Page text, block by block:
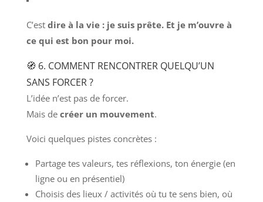
C’est dire à la vie : je suis prête. Et je m’ouvre à
ce qui est bon pour moi.
🧭 6. COMMENT RENCONTRER QUELQU’UN
SANS FORCER ?
L’idée n’est pas de forcer.
Mais de créer un mouvement.
Voici quelques pistes concrètes :
Partage tes valeurs, tes réflexions, ton énergie (en
ligne ou en présentiel)
Choisis des lieux / activités où tu te sens bien, où